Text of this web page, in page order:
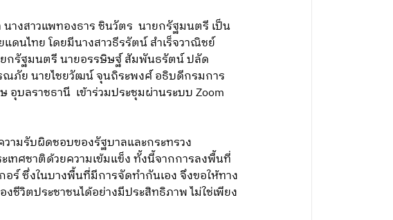
างสาวแพทองธาร ชินวัตร นายกรัฐมนตรี เป็น
ดนไทย โดยมีนางสาวธีรรัตน์ สำเร็จวาณิชย์
ยกรัฐมนตรี นายอรรษิษฐ์ สัมพันธรัตน์ ปลัด
ภัย นายไชยวัฒน์ จุนถิระพงศ์ อธิบดีกรมการ
บลราชธานี เข้าร่วมประชุมผ่านระบบ Zoom
ามรับผิดชอบของรัฐบาลและกระทรวง
ทศชาติด้วยความเข้มแข็ง ทั้งนี้จากการลงพื้นที่
ร์ ซึ่งในบางพื้นที่มีการจัดทำกันเอง จึงขอให้ทาง
ชีวิตประชาชนได้อย่างมีประสิทธิภาพ ไม่ใช่เพียง